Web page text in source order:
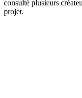
consulté plusieurs
projet.